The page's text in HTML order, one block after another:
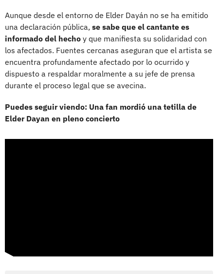
Aunque desde el entorno de Elder Dayán no se ha emitido
una declaración pública, se sabe que el cantante es
informado del hecho y que manifiesta su solidaridad con
los afectados. Fuentes cercanas aseguran que el artista se
encuentra profundamente afectado por lo ocurrido y
dispuesto a respaldar moralmente a su jefe de prensa
durante el proceso legal que se avecina.
Puedes seguir viendo: Una fan mordió una tetilla de
Elder Dayan en pleno concierto